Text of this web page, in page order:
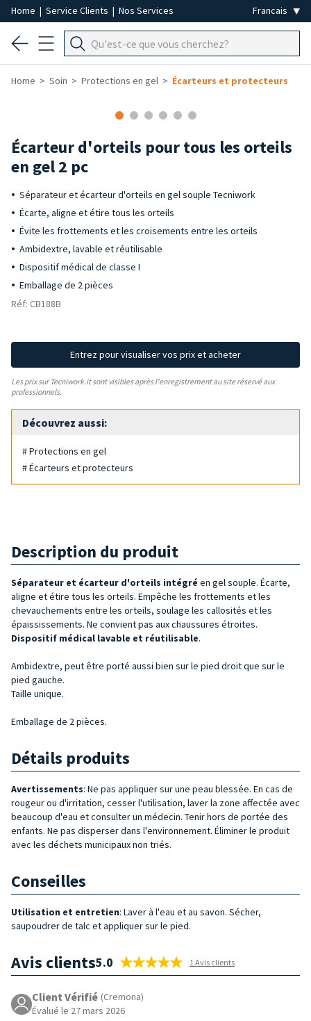
Home | Service Clients | Nos Services
Home Soin Protections en gel Écarteurs et protecteurs
Écarteur d'orteils pour tous les orteils
en gel 2 pc
Séparateur et écarteur d'orteils en gel souple Tecniwork
Écarte, aligne et étire tous les orteils
Évite les frottements et les croisements entre les orteils
Ambidextre, lavable et réutilisable
Dispositif médical de classe I
Emballage de 2 pièces
Réf: CB188B
Entrez pour visualiser vos prix et acheter
Les prix sur Tecniwork.it sont visibles après l'enregistrement au site réservé aux
professionnels.
Découvrez aussi:
# Protections en gel
# Écarteurs et protecteurs
Description du produit
Séparateur et écarteur d'orteils intégré en gel souple. Écarte,
aligne et étire tous les orteils. Empêche les frottements et les
chevauchements entre les orteils, soulage les callosités et les
épaississements. Ne convient pas aux chaussures étroites.
Dispositif médical lavable et réutilisable.
Ambidextre, peut être porté aussi bien sur le pied droit que sur le
pied gauche.
Taille unique.
Emballage de 2 pièces.
Détails produits
Avertissements: Ne pas appliquer sur une peau blessée. En cas de
rougeur ou d'irritation, cesser l'utilisation, laver la zone affectée avec
beaucoup d'eau et consulter un médecin. Tenir hors de portée des
enfants. Ne pas disperser dans l'environnement. Éliminer le produit
avec les déchets municipaux non triés.
Conseilles
Utilisation et entretien: Laver à l'eau et au savon. Sécher,
saupoudrer de talc et appliquer sur le pied.
Avis clients5.0 1 Avis clients
Client Vérifié (Cremona)
Évalué le 27 mars 2026